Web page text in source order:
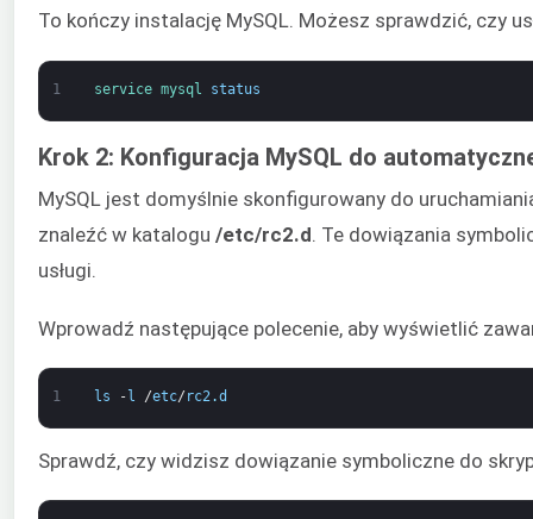
To kończy instalację MySQL. Możesz sprawdzić, czy
1 service mysql status
Krok 2: Konfiguracja MySQL do
MySQL jest domyślnie skonfigurowany do
znaleźć w katalogu /etc/rc2.d. Te dowiązania
usługi.
Wprowadź następujące polecenie, aby wyświetlić
1 ls - l /etc/ rc2.d
Sprawdź, czy widzisz dowiązanie symboliczne do